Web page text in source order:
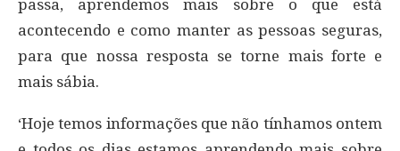
passa, aprendemos mais sobre o que está
acontecendo e como manter as pessoas seguras,
para que nossa resposta se torne mais forte e
mais sábia.
‘Hoje temos informações que não tínhamos ontem